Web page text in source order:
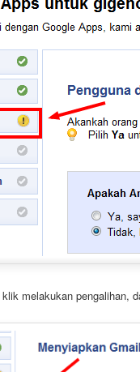
melakukan pengalihan,